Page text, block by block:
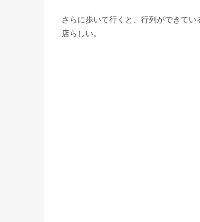
さらに歩いて行くと、行列ができて
店らしい。